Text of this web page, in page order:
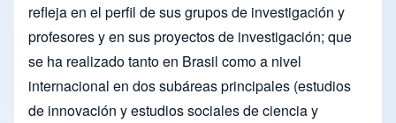
refleja en el perfil de sus grupos de investigación y
profesores y en sus proyectos de investigación; que
se ha realizado tanto en Brasil como a nivel
internacional en dos subáreas principales (estudios
de innovación y estudios sociales de ciencia y